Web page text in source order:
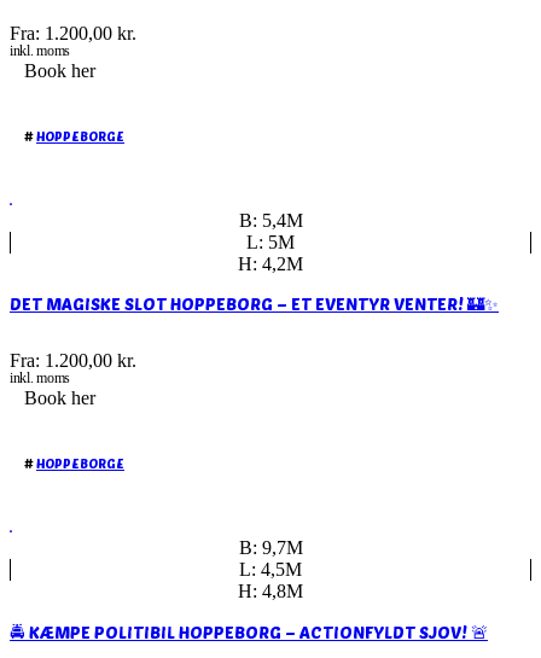
Fra: 1.200,00 kr.
inkl. moms
Book her
#HOPPEBORGE
B: 5,4M
L: 5M
H: 4,2M
DET MAGISKE SLOT HOPPEBORG – ET EVENTYR VENTER! 🏰✨
Fra: 1.200,00 kr.
inkl. moms
Book her
#HOPPEBORGE
B: 9,7M
L: 4,5M
H: 4,8M
🚔 KÆMPE POLITIBIL HOPPEBORG – ACTIONFYLDT SJOV! 🚨